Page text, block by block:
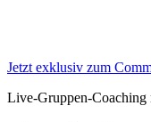
Jetzt exklusiv zum
Live-Gruppen-